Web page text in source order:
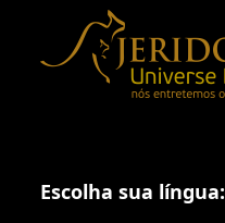
Escolha sua língua: